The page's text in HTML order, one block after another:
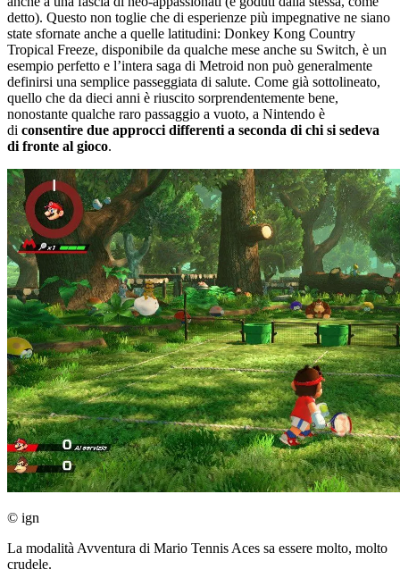
detto). Questo non toglie che di esperienze più impegnative ne siano
state sfornate anche a quelle latitudini: Donkey Kong Country
Tropical Freeze, disponibile da qualche mese anche su Switch, è un
esempio perfetto e l’intera saga di Metroid non può generalmente
definirsi una semplice passeggiata di salute. Come già sottolineato,
quello che da dieci anni è riuscito sorprendentemente bene,
nonostante qualche raro passaggio a vuoto, a Nintendo è
di consentire due approcci differenti a seconda di chi si sedeva
di fronte al gioco.
© ign
La modalità Avventura di Mario Tennis Aces sa essere molto, molto
crudele.